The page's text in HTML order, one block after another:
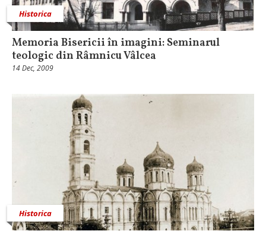
Historica
Memoria Bisericii în imagini: Seminarul
teologic din Râmnicu Vâlcea
14 Dec, 2009
Historica